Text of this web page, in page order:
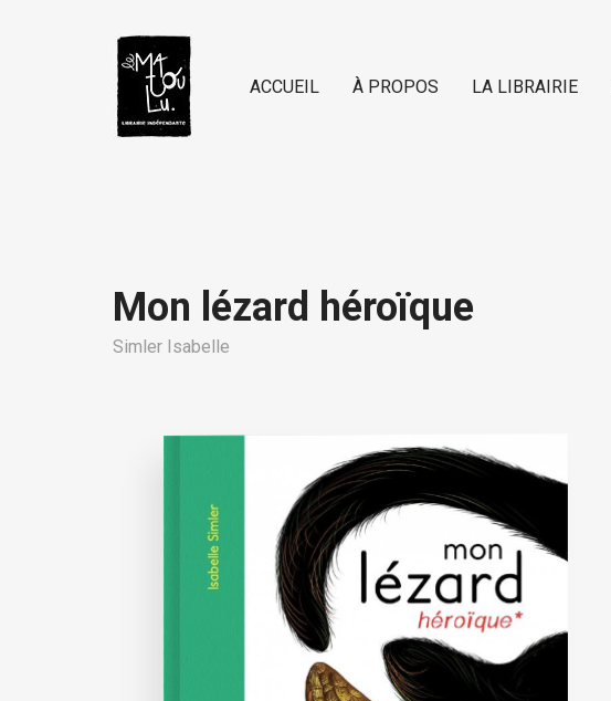
ACCUEIL À PROPOS LA LIBRAIRIE
Mon lézard héroïque
Simler Isabelle